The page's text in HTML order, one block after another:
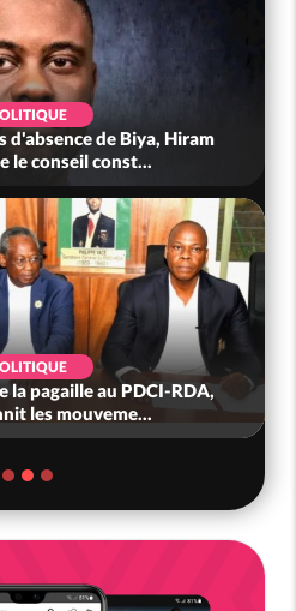
d'absence de Biya, Hiram
le conseil const...
la pagaille au PDCI-RDA,
les mouveme...